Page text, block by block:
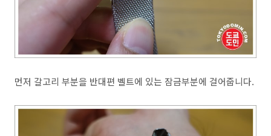
먼저 갈고리 부분을 반대편 벨트에 있는 잠금부분에 걸어줍니다.